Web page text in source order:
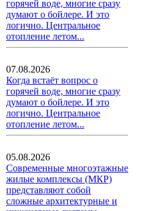
горячей воде, многие сразу
думают о бойлере. И это
логично. Центральное
отопление летом...
07.08.2026
Когда встаёт вопрос о
горячей воде, многие сразу
думают о бойлере. И это
логично. Центральное
отопление летом...
05.08.2026
Современные многоэтажные
жилые комплексы (МКР)
представляют собой
сложные архитектурные и